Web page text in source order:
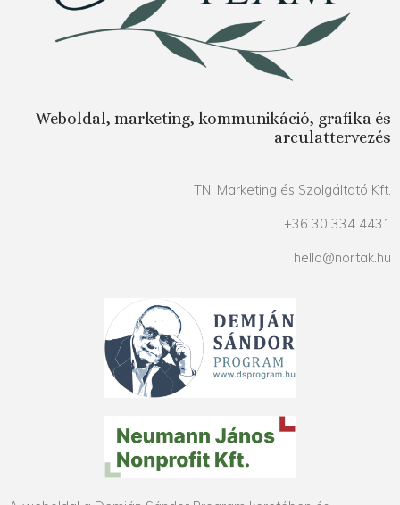
Weboldal, marketing, kommunikáció, grafika és
arculattervezés
TNI Marketing és Szolgáltató Kft.
+36 30 334 4431
hello@nortak.hu